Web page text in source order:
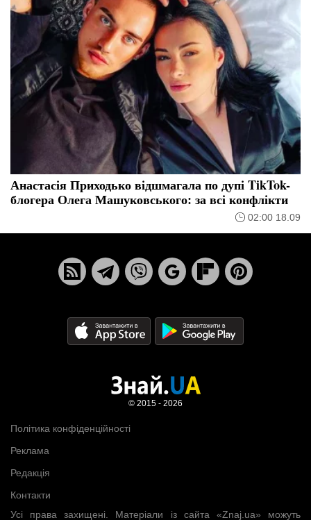
Анастасія Приходько відшмагала по дупі TikTok-
блогера Олега Машуковського: за всі конфлікти
02:00 18.09
Усі права захищені. Матеріали із сайта «Znaj.ua» можуть
Політика конфіденційності
Реклама
Редакція
Контакти
© 2015 - 2026